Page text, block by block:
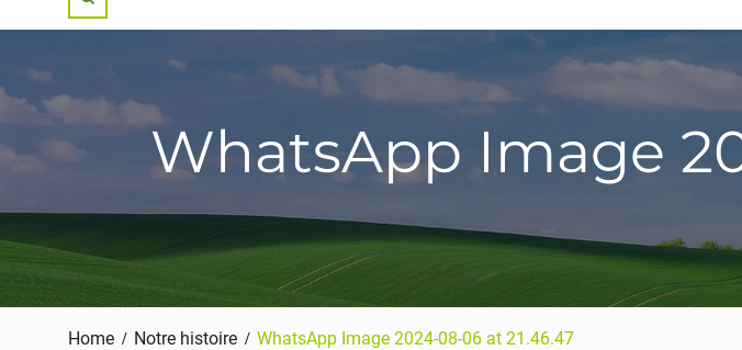
WhatsApp Image
Home Notre histoire WhatsApp Image 2024-08-06 at 21.46.47